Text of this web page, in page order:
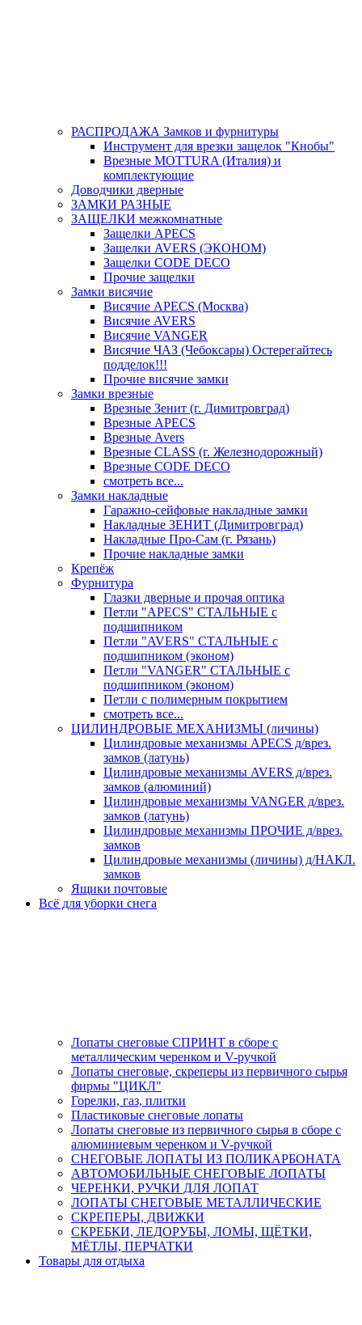
РАСПРОДАЖА Замков и фурнитуры
Инструмент для врезки защелок "Кнобы"
Врезные MOTTURA (Италия) и
комплектующие
Доводчики дверные
ЗАМКИ РАЗНЫЕ
ЗАЩЕЛКИ межкомнатные
Защелки APECS
Защелки AVERS (ЭКОНОМ)
Защелки CODE DECO
Прочие защелки
Замки висячие
Висячие APECS (Москва)
Висячие AVERS
Висячие VANGER
Висячие ЧАЗ (Чебоксары) Остерегайтесь
подделок!!!
Прочие висячие замки
Замки врезные
Врезные Зенит (г. Димитровград)
Врезные APECS
Врезные Avers
Врезные CLASS (г. Железнодорожный)
Врезные CODE DECO
смотреть все...
Замки накладные
Гаражно-сейфовые накладные замки
Накладные ЗЕНИТ (Димитровград)
Накладные Про-Сам (г. Рязань)
Прочие накладные замки
Крепёж
Фурнитура
Глазки дверные и прочая оптика
Петли "APECS" СТАЛЬНЫЕ с
подшипником
Петли "AVERS" СТАЛЬНЫЕ с
подшипником (эконом)
Петли "VANGER" СТАЛЬНЫЕ с
подшипником (эконом)
Петли с полимерным покрытием
смотреть все...
ЦИЛИНДРОВЫЕ МЕХАНИЗМЫ (личины)
Цилиндровые механизмы APECS д/врез.
замков (латунь)
Цилиндровые механизмы AVERS д/врез.
замков (алюминий)
Цилиндровые механизмы VANGER д/врез.
замков (латунь)
Цилиндровые механизмы ПРОЧИЕ д/врез.
замков
Цилиндровые механизмы (личины) д/НАКЛ.
замков
Ящики почтовые
Всё для уборки снега
Лопаты снеговые СПРИНТ в сборе с
металлическим черенком и V-ручкой
Лопаты снеговые, скреперы из первичного сырья
фирмы "ЦИКЛ"
Горелки, газ, плитки
Пластиковые снеговые лопаты
Лопаты снеговые из первичного сырья в сборе с
алюминиевым черенком и V-ручкой
СНЕГОВЫЕ ЛОПАТЫ ИЗ ПОЛИКАРБОНАТА
АВТОМОБИЛЬНЫЕ СНЕГОВЫЕ ЛОПАТЫ
ЧЕРЕНКИ, РУЧКИ ДЛЯ ЛОПАТ
ЛОПАТЫ СНЕГОВЫЕ МЕТАЛЛИЧЕСКИЕ
СКРЕПЕРЫ, ДВИЖКИ
СКРЕБКИ, ЛЕДОРУБЫ, ЛОМЫ, ЩЁТКИ,
МЁТЛЫ, ПЕРЧАТКИ
Товары для отдыха